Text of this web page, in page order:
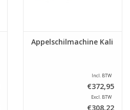
Appelschilmachine Kali
Incl. BTW
€372,95
Excl. BTW
€308,22